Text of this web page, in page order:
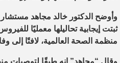
ثبتت إيجابية تحاليلها معمليًا
منظمة الصحة العالمية، لافتًا إلى وفاة 14 حالة